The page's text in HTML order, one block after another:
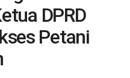
DPRD
Petani